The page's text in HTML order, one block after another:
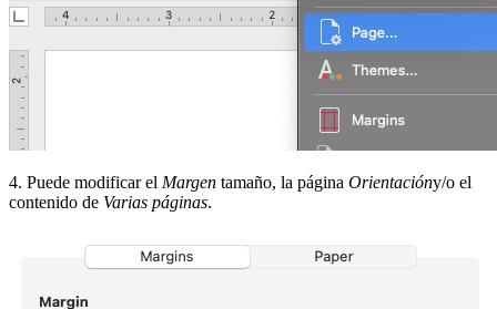
4. Puede modificar el Margen tamaño, la página Orientacióny/o el
contenido de Varias páginas.